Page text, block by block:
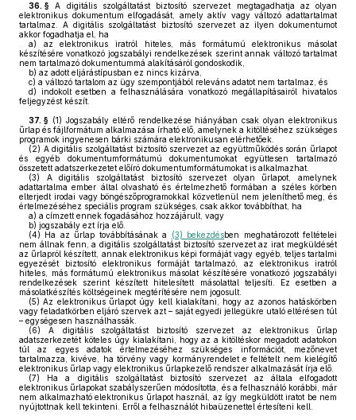
36. § A digitális szolgáltatást biztosító szervezet megtagadhatja az olyan
elektronikus dokumentum elfogadását, amely aktív vagy változó adattartalmat
tartalmaz. A digitális szolgáltatást biztosító szervezet az ilyen dokumentumot
akkor fogadhatja el, ha
a) az elektronikus iratról hiteles, más formátumú elektronikus másolat
készítésére vonatkozó jogszabályi rendelkezések szerint annak változó tartalmat
nem tartalmazó dokumentummá alakításáról gondoskodik,
b) az adott eljárástípusban ez nincs kizárva,
c) a változó tartalom az ügy szempontjából releváns adatot nem tartalmaz, és
d) indokolt esetben a felhasználására vonatkozó megállapításairól hivatalos
feljegyzést készít.
37. § (1) Jogszabály eltérő rendelkezése hiányában csak olyan elektronikus
űrlap és fájlformátum alkalmazása írható elő, amelynek a kitöltéséhez szükséges
programok ingyenesen bárki számára elektronikusan elérhetőek.
(2) A digitális szolgáltatást biztosító szervezet az együttműködés során űrlapot
és egyéb dokumentumformátumú dokumentumokat együttesen tartalmazó
összetett adatszerkezetet előíró dokumentumformátumokat is alkalmazhat.
(3) A digitális szolgáltatást biztosító szervezet olyan űrlapot, amelynek
adattartalma ember által olvasható és értelmezhető formában a széles körben
elterjedt irodai vagy böngészőprogramokkal közvetlenül nem jeleníthető meg, és
értelmezéséhez speciális program szükséges, csak akkor továbbíthat, ha
a) a címzett ennek fogadásához hozzájárult, vagy
b) jogszabály ezt írja elő.
(4) Ha az űrlap továbbításának a (3) bekezdésben meghatározott feltételei
nem állnak fenn, a digitális szolgáltatást biztosító szervezet az irat megküldését
az űrlapról készített, annak elektronikus képi formáját vagy egyéb, teljes tartalmi
egyezését biztosító elektronikus formáját tartalmazó, az elektronikus iratról
hiteles, más formátumú elektronikus másolat készítésére vonatkozó jogszabályi
rendelkezések szerint készített hitelesített másolattal teljesíti. Ez esetben a
másolatkészítés költségeinek megtérítésére nem jogosult.
(5) Az elektronikus űrlapot úgy kell kialakítani, hogy az azonos hatáskörben
vagy feladatkörben eljáró szervek azt – saját egyedi jellegükre utaló eltérésen túl
– egységesen használhassák.
(6) A digitális szolgáltatást biztosító szervezet az elektronikus űrlap
adatszerkezetét köteles úgy kialakítani, hogy az a kitöltéskor megadott adatokon
túl az egyes adatok értelmezéséhez szükséges információt, mezőnevet
tartalmazza, kivéve, ha törvény vagy kormányrendelet e feltételt nem kielégítő
elektronikus űrlap vagy elektronikus űrlapkezelő rendszer alkalmazását írja elő.
(7) Ha a digitális szolgáltatást biztosító szervezet az általa elfogadott
elektronikus űrlapokat szabályszerűen módosította, és a felhasználó korábbi, már
nem alkalmazható elektronikus űrlapot használ, az így megküldött iratot be nem
nyújtottnak kell tekinteni. Erről a felhasználót hibaüzenettel értesíteni kell.